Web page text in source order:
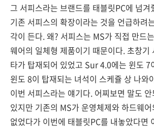
그 서피스라는 브랜드를 태블릿PC에 넘겨
기존 서피스의 확장이라는 것을 언급하려
각이 든다. 왜? 서피스는 MS가 직접 만드
웨어의 일체형 제품이기 때문이다. 초창기
타가 탑재되어 있었고 Sur 4.0에는 윈도 7
윈도 8이 탑재되는 녀석이 스케쥴 상 나와
이번 서피스라는 얘기다. 어찌보면 말도
있지만 기존의 MS가 운영체제와 하드웨
없었다가 이번에 태블릿PC를 내놓았다면